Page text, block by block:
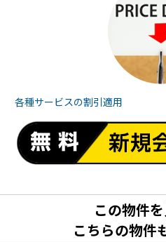
各種サービスの割引適用
この物件
こちらの物件